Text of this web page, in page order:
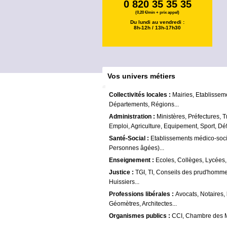
0 820 35 35 35
(0,20 €/min + prix appel)
Du lundi au vendredi :
8h-12h / 13h-17h30
Vos univers métiers
Collectivités locales : Mairies,
Départements, Régions...
Administration : Ministères, Préfectures,
Emploi, Agriculture, Equipement, Sport,
Santé-Social : Etablissements médico-
Personnes âgées)...
Enseignement : Ecoles, Collèges,
Justice : TGI, TI, Conseils des
Huissiers...
Professions libérales : Avocats,
Géomètres, Architectes...
Organismes publics : CCI, Chambre des